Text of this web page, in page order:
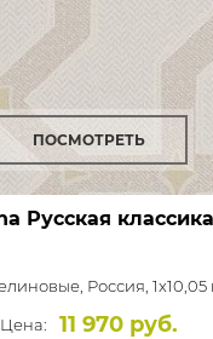
ПОСМОТРЕТЬ
Русская классика
Россия, 1x10,05
Цена:
11 970 руб.